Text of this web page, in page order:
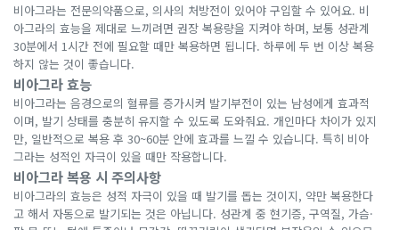
비아그라는 전문의약품으로, 의사의 처방전이 있어야 구입할 수 있어요. 비
아그라의 효능을 제대로 느끼려면 권장 복용량을 지켜야 하며, 보통 성관계
30분에서 1시간 전에 필요할 때만 복용하면 됩니다. 하루에 두 번 이상 복용
하지 않는 것이 좋습니다.
비아그라 효능
비아그라는 음경으로의 혈류를 증가시켜 발기부전이 있는 남성에게 효과적
이며, 발기 상태를 충분히 유지할 수 있도록 도와줘요. 개인마다 차이가 있지
만, 일반적으로 복용 후 30~60분 안에 효과를 느낄 수 있습니다. 특히 비아
그라는 성적인 자극이 있을 때만 작용합니다.
비아그라 복용 시 주의사항
비아그라의 효능은 성적 자극이 있을 때 발기를 돕는 것이지, 약만 복용한다
고 해서 자동으로 발기되는 것은 아닙니다. 성관계 중 현기증, 구역질, 가슴·